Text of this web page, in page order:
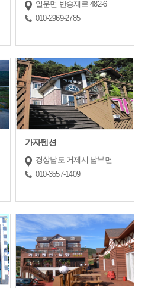
일운면 반송재로 482-6
010-2969-2785
가자펜션
경상남도 거제시 남부면 거제남서로 324-4
010-3557-1409